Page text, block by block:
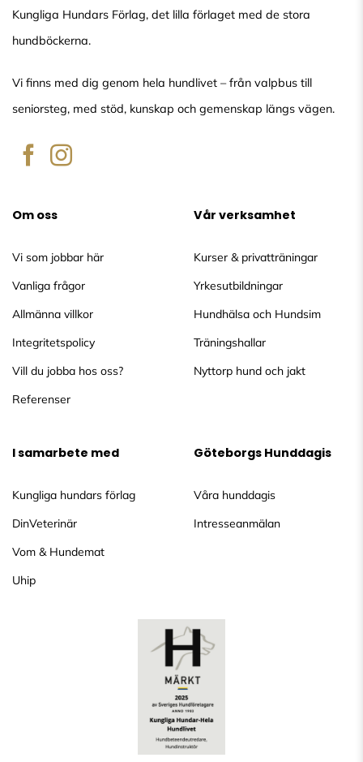
Kungliga Hundars Förlag, det lilla förlaget med de stora
hundböckerna.
Vi finns med dig genom hela hundlivet – från valpbus till
seniorsteg, med stöd, kunskap och gemenskap längs vägen.
Om oss
Vi som jobbar här
Vanliga frågor
Allmänna villkor
Integritetspolicy
Vill du jobba hos oss?
Referenser
Vår verksamhet
Kurser & privatträningar
Yrkesutbildningar
Hundhälsa och Hundsim
Träningshallar
Nyttorp hund och jakt
I samarbete med
Kungliga hundars förlag
DinVeterinär
Vom & Hundemat
Uhip
Göteborgs Hunddagis
Våra hunddagis
Intresseanmälan